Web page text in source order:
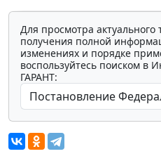
Для просмотра актуального
получения полной
изменениях и порядке
воспользуйтесь поиском в
ГАРАНТ: